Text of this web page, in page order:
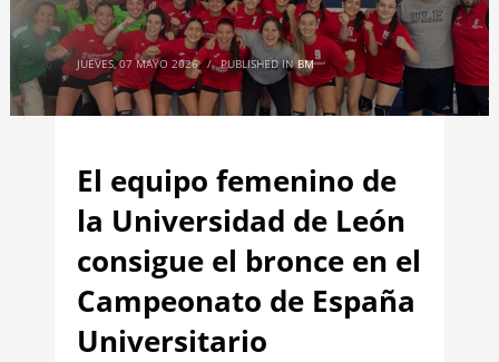
JUEVES, 07 MAYO 2026 / PUBLISHED INBM
El equipo femenino de
la Universidad de León
consigue el bronce en el
Campeonato de España
Universitario